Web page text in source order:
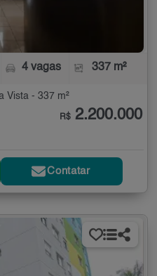
4 vagas 337 m²
Vista - 337 m²
R$ 2.200.000
Contatar